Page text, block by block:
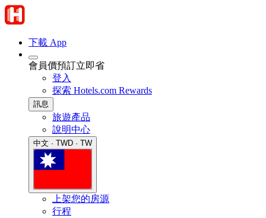
下載 App
會員價預訂立即省
登入
探索 Hotels.com Rewards
訊息
旅遊產品
說明中心
中文 · TWD · TW
上架您的房源
行程